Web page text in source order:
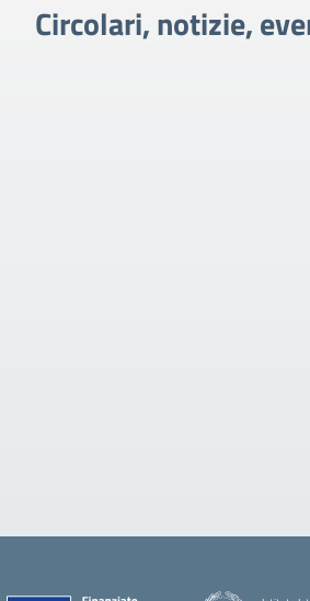
Circolari, notizie,